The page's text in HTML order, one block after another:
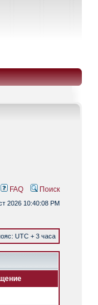
FAQ Поиск
2026 10:40:08 PM
UTC + 3 часа